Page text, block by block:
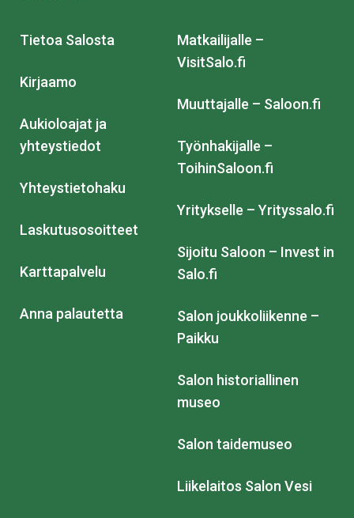
Tietoa Salosta
Kirjaamo
Aukioloajat ja
yhteystiedot
Yhteystietohaku
Laskutusosoitteet
Karttapalvelu
Anna palautetta
Matkailijalle –
VisitSalo.fi
Muuttajalle – Saloon.fi
Työnhakijalle –
ToihinSaloon.fi
Yritykselle – Yrityssalo.fi
Sijoitu Saloon – Invest in
Salo.fi
Salon joukkoliikenne –
Paikku
Salon historiallinen
museo
Salon taidemuseo
Liikelaitos Salon Vesi